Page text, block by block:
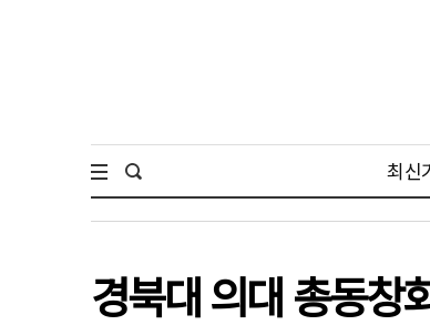
최신
경북대 의대 총동창